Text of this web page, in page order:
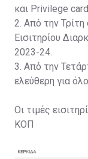
και Privilege
2. Από την Τρίτη
Εισιτηρίου
2023-24.
3. Από την
ελεύθερη για
Οι τιμές
ΚΟΠ